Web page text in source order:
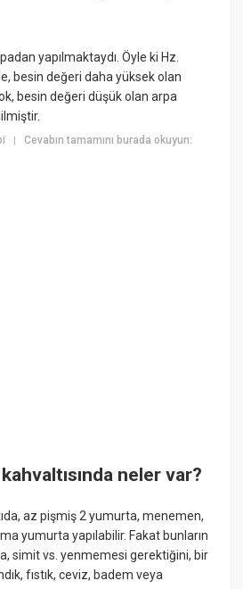
yapılmaktaydı. Öyle ki Hz.
besin değeri daha yüksek olan
besin değeri düşük olan arpa
|Cevabın tamamını burada okuyun:
neler var?
az pişmiş 2 yumurta, menemen,
yumurta yapılabilir. Fakat bunların
simit vs. yenmemesi gerektiğini, bir
fıstık, ceviz, badem veya